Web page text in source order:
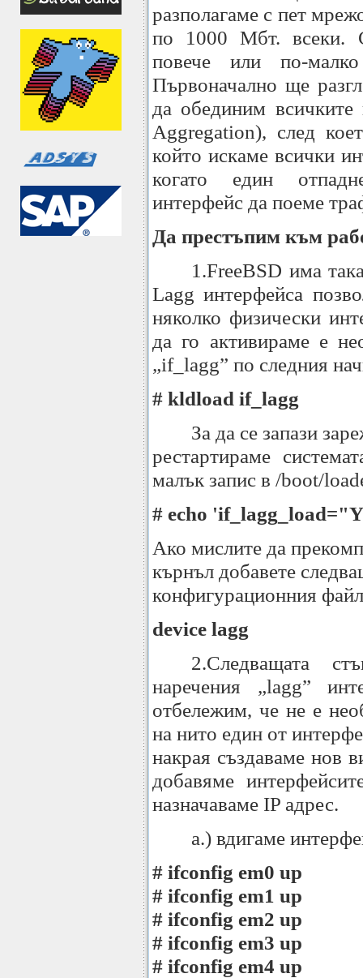
разполагаме с пет
по 1000 Мбт. всеки.
повече или по-
Първоначално ще
да обединим
Aggregation), след
който искаме всички
когато един
интерфейс да поеме
Да престъпим към
1.FreeBSD има
Lagg интерфейса
няколко физически
да го активираме е
„if_lagg” по следния
# kldload if_lagg
За да се запази
рестартираме
малък запис в /boot/
# echo
Ако мислите да
кърнъл добавете
конфигурационния
device lagg
2.Следващата
наречения „lagg”
отбележим, че не е
на нито един от
накрая създаваме нов
добавяме
назначаваме IP адрес.
а.) вдигаме
# ifconfig em0 up
# ifconfig em1 up
# ifconfig em2 up
# ifconfig em3 up
# ifconfig em4 up